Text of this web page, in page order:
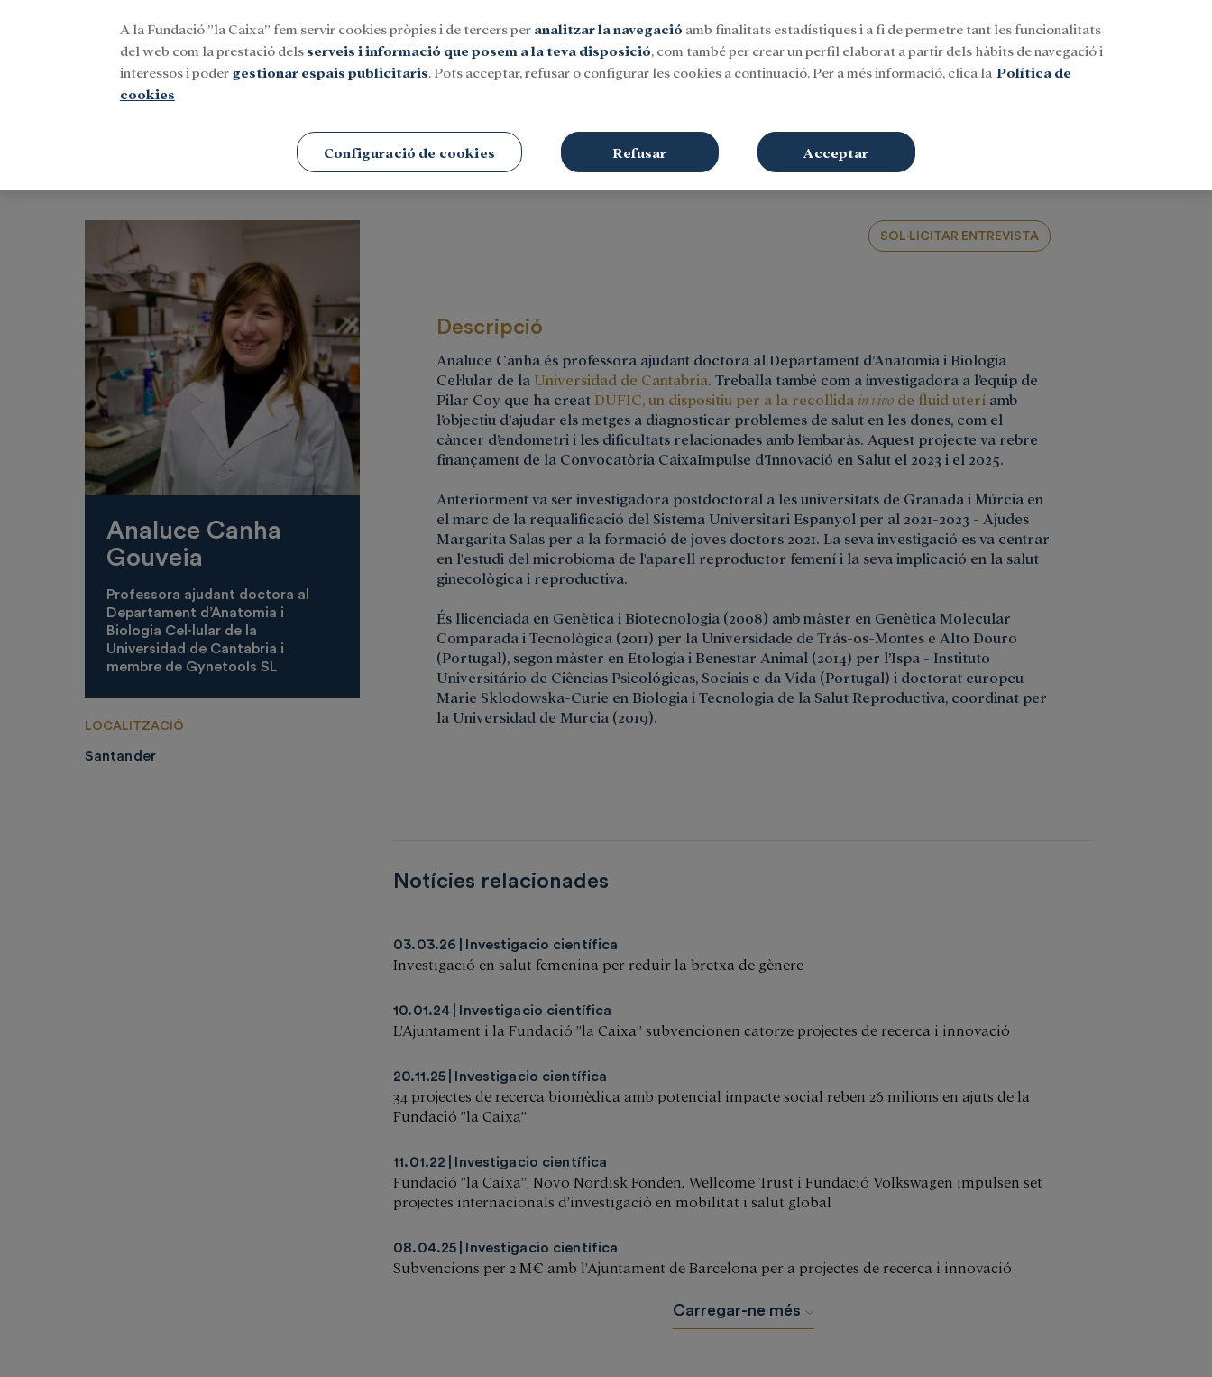
Iniciar sessió Buscar
Analuce Canha
Gouveia
Professora ajudant doctora al
Departament d’Anatomia i
Biologia Cel·lular de la
Universidad de Cantabria i
membre de Gynetools SL
LOCALITZACIÓ
Santander
SOL·LICITAR ENTREVISTA
Descripció
Analuce Canha és professora ajudant doctora al Departament d’Anatomia i Biologia
Cel·lular de la Universidad de Cantabria. Treballa també com a investigadora a l’equip de
Pilar Coy que ha creat DUFIC, un dispositiu per a la recollida in vivode fluid uteríamb
l’objectiu d’ajudar els metges a diagnosticar problemes de salut en les dones, com el
càncer d’endometri i les dificultats relacionades amb l’embaràs. Aquest projecte va rebre
finançament de la Convocatòria CaixaImpulse d’Innovació en Salut el 2023 i el 2025.
Anteriorment va ser investigadora postdoctoral a les universitats de Granada i Múrcia en
el marc de la requalificació del Sistema Universitari Espanyol per al 2021-2023 - Ajudes
Margarita Salas per a la formació de joves doctors 2021. La seva investigació es va centrar
en l'estudi del microbioma de l'aparell reproductor femení i la seva implicació en la salut
ginecològica i reproductiva.
És llicenciada en Genètica i Biotecnologia (2008) amb màster en Genètica Molecular
Comparada i Tecnològica (2011) per la Universidade de Trás-os-Montes e Alto Douro
(Portugal), segon màster en Etologia i Benestar Animal (2014) per l’Ispa - Instituto
Universitário de Ciências Psicológicas, Sociais e da Vida (Portugal) i doctorat europeu
Marie Sklodowska-Curie en Biologia i Tecnologia de la Salut Reproductiva, coordinat per
la Universidad de Murcia (2019).
Notícies relacionades
03.03.26 Investigacio científica
Investigació en salut femenina per reduir la bretxa de gènere
10.01.24 Investigacio científica
L’Ajuntament i la Fundació ”la Caixa” subvencionen catorze projectes de recerca i innovació
20.11.25 Investigacio científica
34 projectes de recerca biomèdica amb potencial impacte social reben 26 milions en ajuts de la
Fundació ”la Caixa”
11.01.22 Investigacio científica
Fundació ”la Caixa”, Novo Nordisk Fonden, Wellcome Trust i Fundació Volkswagen impulsen set
projectes internacionals d’investigació en mobilitat i salut global
08.04.25 Investigacio científica
Subvencions per 2 M€ amb l'Ajuntament de Barcelona per a projectes de recerca i innovació
Carregar-ne més
A la Fundació ”la Caixa” fem servir cookies pròpies i de tercers per analitzar la navegació amb finalitats estadístiques i a fi de permetre tant les funcionalitats
del web com la prestació dels serveis i informació que posem a la teva disposició, com també per crear un perfil elaborat a partir dels hàbits de navegació i
interessos i poder gestionar espais publicitaris. Pots acceptar, refusar o configurar les cookies a continuació. Per a més informació, clica la Política de
cookies
Configuració de cookies Refusar Acceptar